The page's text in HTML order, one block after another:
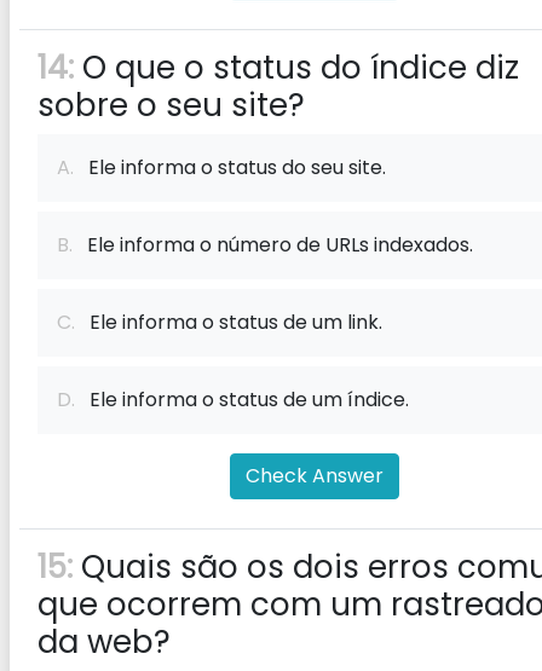
14: O que o status do índice diz
sobre o seu site?
A. Ele informa o status do seu site.
B. Ele informa o número de URLs indexados.
C. Ele informa o status de um link.
D. Ele informa o status de um índice.
Check Answer
15: Quais são os dois erros
que ocorrem com um
da web?